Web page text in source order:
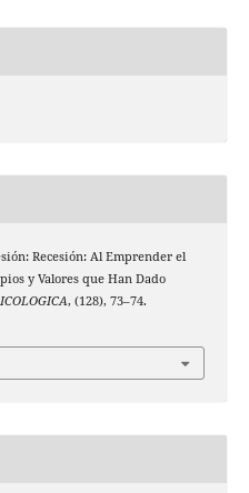
Recesión: Al Emprender el
y Valores que Han Dado
, (128), 73–74.